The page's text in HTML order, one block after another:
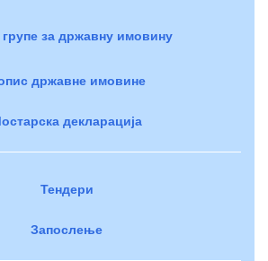
за државну имовину
државне имовине
декларација
Тендери
Запослење